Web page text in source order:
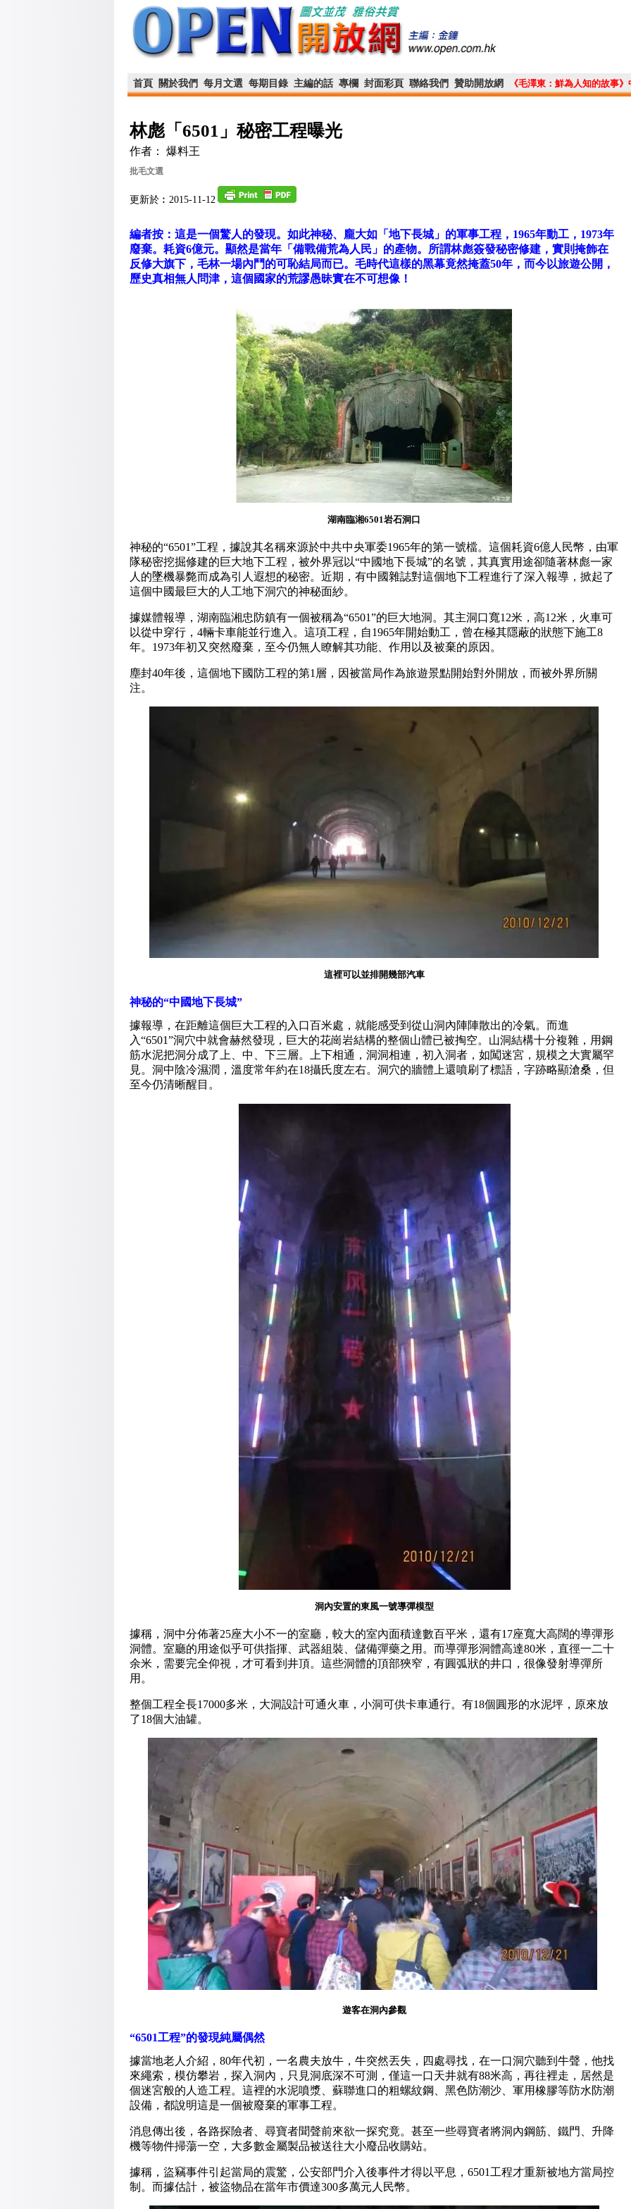
首頁 關於我們 每月文選 每期目錄 主編的話 專欄 封面彩頁 聯絡我們 贊助開放網 《毛澤東：鮮為人知的故事
林彪「6501」秘密工程曝光
作者： 爆料王
批毛文選
更新於︰2015-11-12
編者按：這是一個驚人的發現。如此神秘、龐大如「地下長城」的軍事工程，1965年動工，1973年
廢棄。耗資6億元。顯然是當年「備戰備荒為人民」的產物。所謂林彪簽發秘密修建，實則掩飾在
反修大旗下，毛林一場內鬥的可恥結局而已。毛時代這樣的黑幕竟然掩蓋50年，而今以旅遊公開，
歷史真相無人問津，這個國家的荒謬愚昧實在不可想像！
湖南臨湘6501岩石洞口
神秘的“6501”工程，據說其名稱來源於中共中央軍委1965年的第一號檔。這個耗資6億人民幣，由軍
隊秘密挖掘修建的巨大地下工程，被外界冠以“中國地下長城”的名號，其真實用途卻隨著林彪一家
人的墜機暴斃而成為引人遐想的秘密。近期，有中國雜誌對這個地下工程進行了深入報導，掀起了
這個中國最巨大的人工地下洞穴的神秘面紗。
據媒體報導，湖南臨湘忠防鎮有一個被稱為“6501”的巨大地洞。其主洞口寬12米，高12米，火車可
以從中穿行，4輛卡車能並行進入。這項工程，自1965年開始動工，曾在極其隱蔽的狀態下施工8
年。1973年初又突然廢棄，至今仍無人瞭解其功能、作用以及被棄的原因。
塵封40年後，這個地下國防工程的第1層，因被當局作為旅遊景點開始對外開放，而被外界所關
注。
這裡可以並排開幾部汽車
神秘的“中國地下長城”
據報導，在距離這個巨大工程的入口百米處，就能感受到從山洞內陣陣散出的冷氣。而進
入“6501”洞穴中就會赫然發現，巨大的花崗岩結構的整個山體已被掏空。山洞結構十分複雜，用鋼
筋水泥把洞分成了上、中、下三層。上下相通，洞洞相連，初入洞者，如闖迷宮，規模之大實屬罕
見。洞中陰冷濕潤，溫度常年約在18攝氏度左右。洞穴的牆體上還噴刷了標語，字跡略顯滄桑，但
至今仍清晰醒目。
洞內安置的東風一號導彈模型
據稱，洞中分佈著25座大小不一的室廳，較大的室內面積達數百平米，還有17座寬大高闊的導彈形
洞體。室廳的用途似乎可供指揮、武器組裝、儲備彈藥之用。而導彈形洞體高達80米，直徑一二十
余米，需要完全仰視，才可看到井頂。這些洞體的頂部狹窄，有圓弧狀的井口，很像發射導彈所
用。
整個工程全長17000多米，大洞設計可通火車，小洞可供卡車通行。有18個圓形的水泥坪，原來放
了18個大油罐。
遊客在洞內參觀
“6501工程”的發現純屬偶然
據當地老人介紹，80年代初，一名農夫放牛，牛突然丟失，四處尋找，在一口洞穴聽到牛聲，他找
來繩索，模仿攀岩，探入洞內，只見洞底深不可測，僅這一口天井就有88米高，再往裡走，居然是
個迷宮般的人造工程。這裡的水泥噴漿、蘇聯進口的粗螺紋鋼、黑色防潮沙、軍用橡膠等防水防潮
設備，都說明這是一個被廢棄的軍事工程。
消息傳出後，各路探險者、尋寶者聞聲前來欲一探究竟。甚至一些尋寶者將洞內鋼筋、鐵門、升降
機等物件掃蕩一空，大多數金屬製品被送往大小廢品收購站。
據稱，盜竊事件引起當局的震驚，公安部門介入後事件才得以平息，6501工程才重新被地方當局控
制。而據估計，被盜物品在當年市價達300多萬元人民幣。